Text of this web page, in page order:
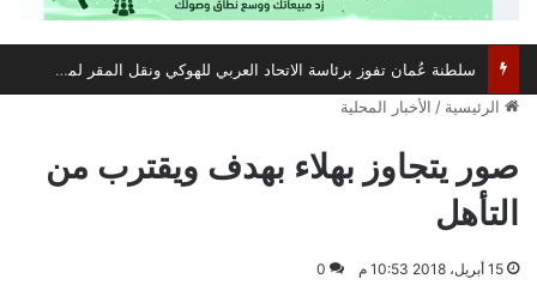
سلطنة عُمان تفوز برئاسة الاتحاد العربي للهوكي ونقل المقر لمسقط
الرئيسية / الأخبار المحلية
صور يتجاوز بهلاء بهدف ويقترب من
التأهل
15 أبريل، 2018 10:53 م 0